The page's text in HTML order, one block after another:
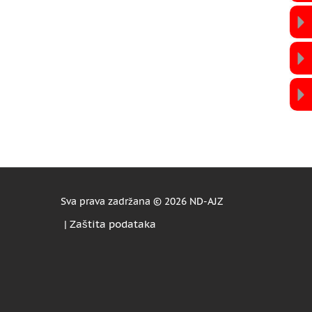
Sva prava zadržana © 2026 ND-AJZ
| Zaštita podataka